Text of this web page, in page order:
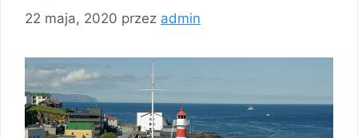
22 maja, 2020 przez admin